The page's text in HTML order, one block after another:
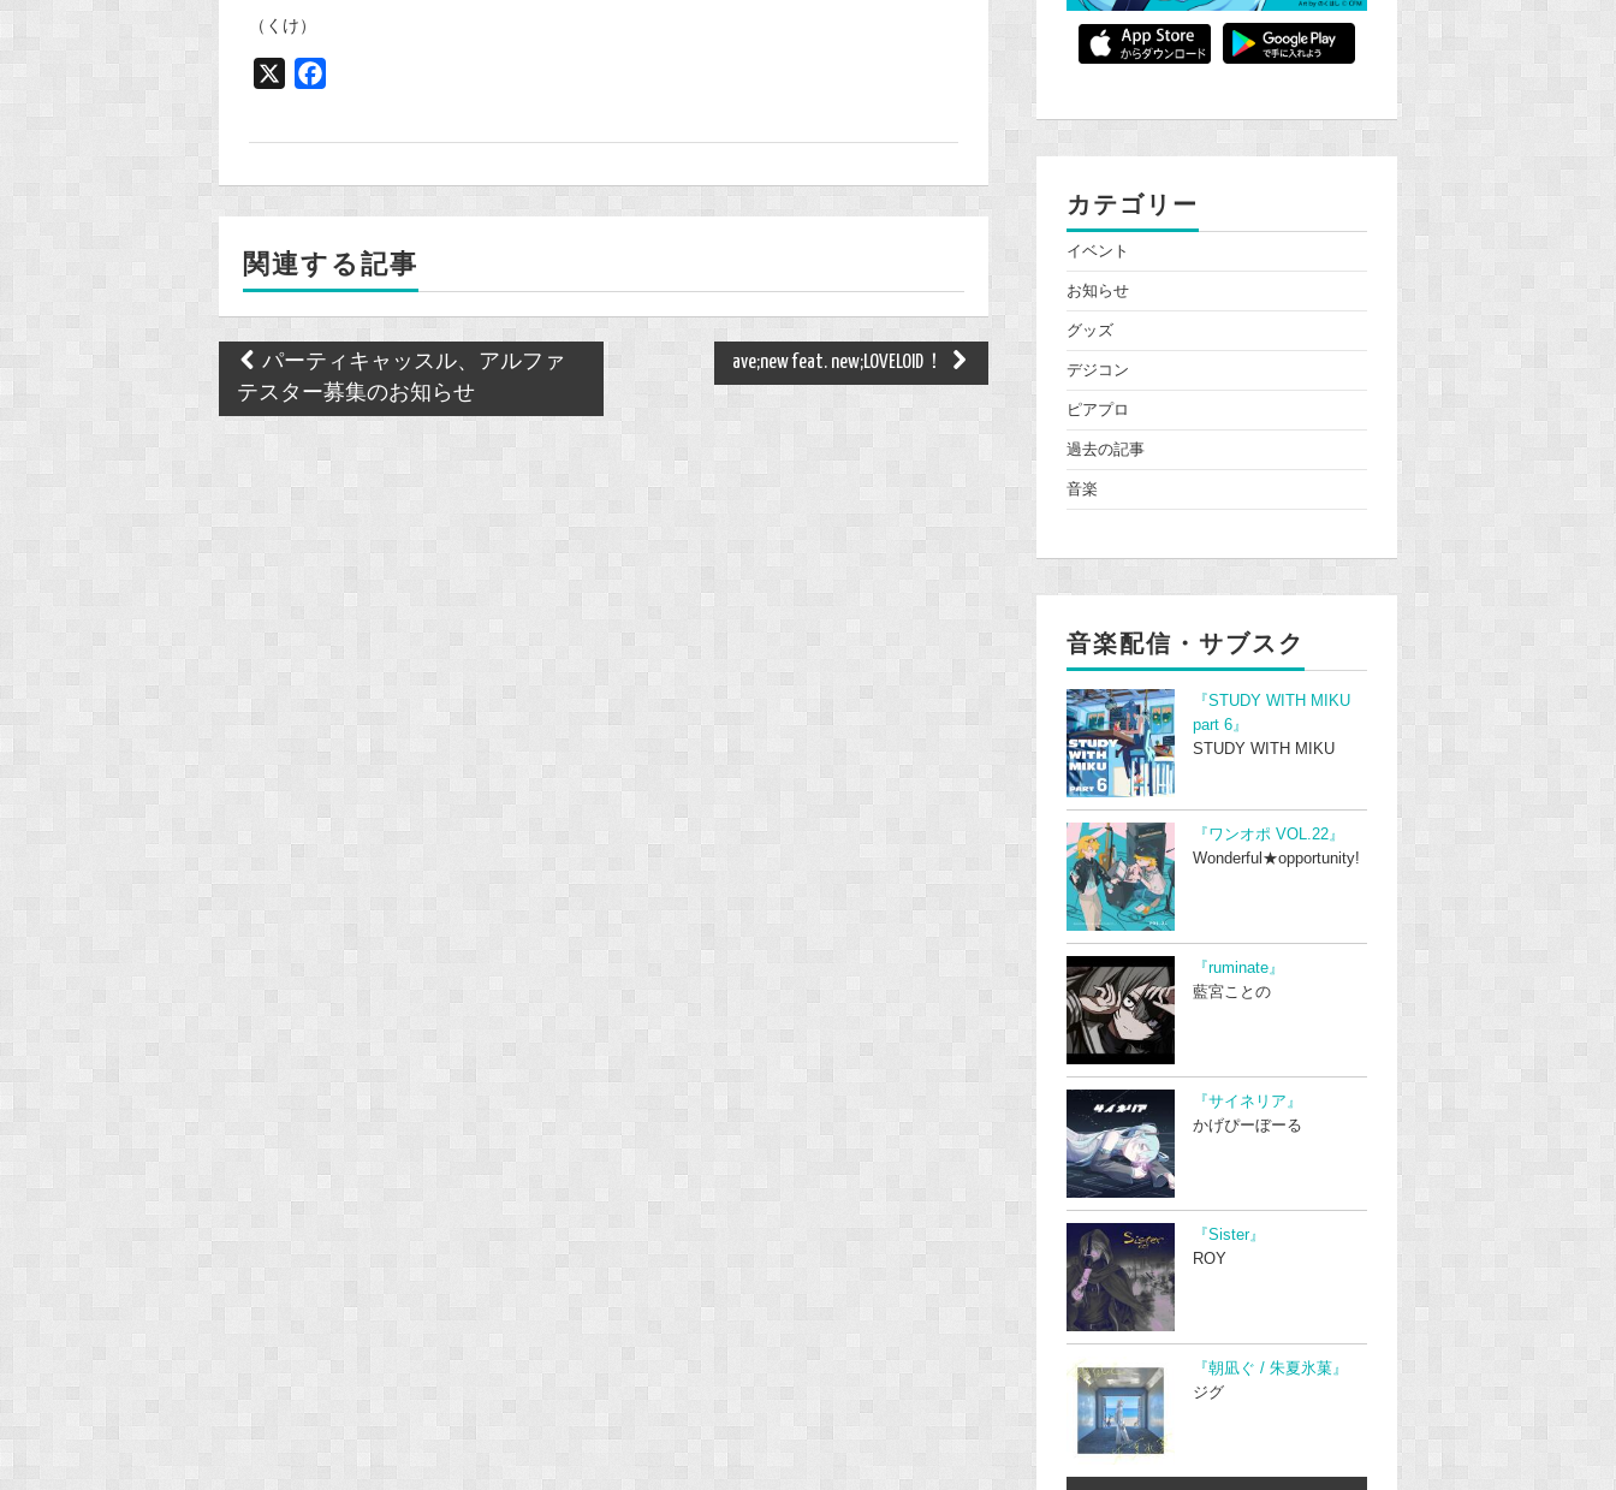
（くけ）
o
k
関連する記事
Post
navigation
パーティキャッスル、アルファ
テスター募集のお知らせ
ave;new feat. new;LOVELOID！
カテゴリー
イベント
お知らせ
グッズ
デジコン
ピアプロ
過去の記事
音楽
音楽配信・サブスク
『STUDY WITH MIKU
part 6』
STUDY WITH MIKU
『ワンオポ VOL.22』
Wonderful★opportunity!
『ruminate』
藍宮ことの
『サイネリア』
かげぴーぼーる
『Sister』
ROY
『朝凪ぐ / 朱夏氷菓』
ジグ